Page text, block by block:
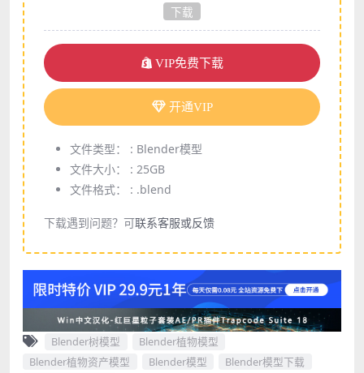
下载
VIP免费下载
开通VIP
文件类型： : Blender模型
文件大小： : 25GB
文件格式： : .blend
下载遇到问题？可联系客服或反馈
Blender树模型
Blender植物模型
Blender植物资产模型
Blender模型
Blender模型下载